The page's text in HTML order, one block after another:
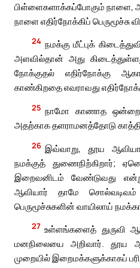
பிள்ளைகளாக்கப்போகும் நாளை,
நாளை எதிர்நோக்கிப் பெருமூச்சு
24 நமக்கு மீட்புக்
அளவில்தான் அது
நோக்குதல் எதிர்நோக்கு
காண்கிறதை எவராவது
25 நாமோ காணாத ஒன்றை
அதற்காக தளராமனத்தோடு
26 இவ்வாறு, தூய
நமக்குத் துணைநிற்கிறார்;
இறைவனிடம் வேண்டுவது
ஆவியார் தாமே
பெருமூச்சுகளின் வாயிலாய்
27 உள்ளங்களைத் துருவி
மனநிலையை அறிவார். தூய
முறையில் இறைமக்களுக்காகப்